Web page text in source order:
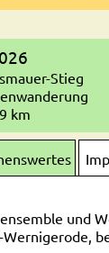
Stieg
km
und